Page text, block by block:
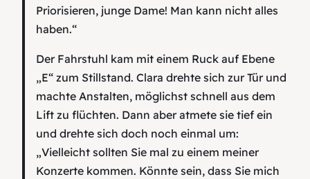
Priorisieren, junge Dame! Man kann nicht alles
haben.“
Der Fahrstuhl kam mit einem Ruck auf Ebene
„E“ zum Stillstand. Clara drehte sich zur Tür und
machte Anstalten, möglichst schnell aus dem
Lift zu flüchten. Dann aber atmete sie tief ein
und drehte sich doch noch einmal um:
„Vielleicht sollten Sie mal zu einem meiner
Konzerte kommen. Könnte sein, dass Sie mich